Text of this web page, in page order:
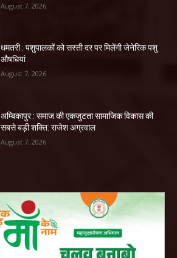
August 7, 2026
धमतरी : पशुपालकों को सस्ती दर पर मिलेंगी जेनेरिक पशु
औषधियां
August 7, 2026
अम्बिकापुर : समाज की एकजुटता सामाजिक विकास की
सबसे बड़ी शक्ति: राजेश अग्रवाल
August 7, 2026